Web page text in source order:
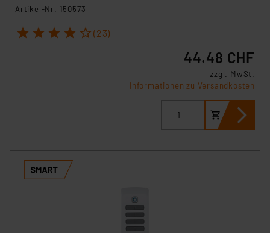
Artikel-Nr. 150573
1 2 3 4 5 (23)
44.48 CHF
zzgl. MwSt.
Informationen zu Versandkosten